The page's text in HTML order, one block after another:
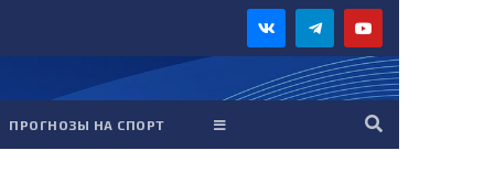
ПРОГНОЗЫ НА СПОРТ